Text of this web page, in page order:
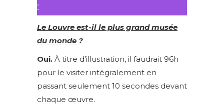
:
Le Louvre est-il le plus grand musée
du monde ?
Oui. À titre d’illustration, il faudrait 96h
pour le visiter intégralement en
passant seulement 10 secondes devant
chaque œuvre.